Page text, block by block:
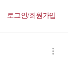
로그인/회원가입